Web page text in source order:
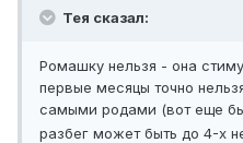
Тея сказал:
Ромашку нельзя - она
первые месяцы точно
самыми родами (вот еще бы
разбег может быть до 4-х